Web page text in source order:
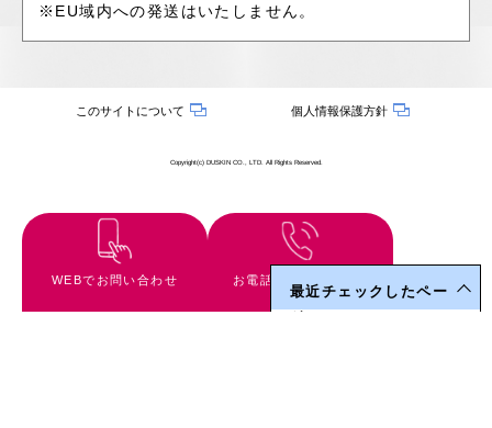
※EU域内への発送はいたしません。
このサイトについて 個人情報保護方針
Copyright(c) DUSKIN CO., LTD. All Rights Reserved.
WEBでお問い合わせ お電話でお問い合わせ
最近チェックしたペー
ジ